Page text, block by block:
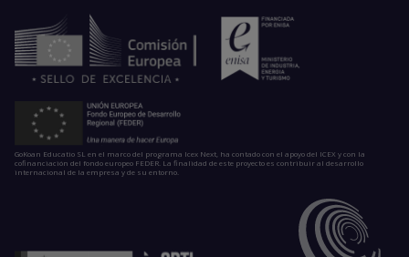
GoKoan Educatio SL en el marco del programa Icex Next, ha contado con el apoyo del ICEX y con la
cofinanciación del fondo europeo FEDER. La finalidad de este proyecto es contribuir al desarrollo
internacional de la empresa y de su entorno.